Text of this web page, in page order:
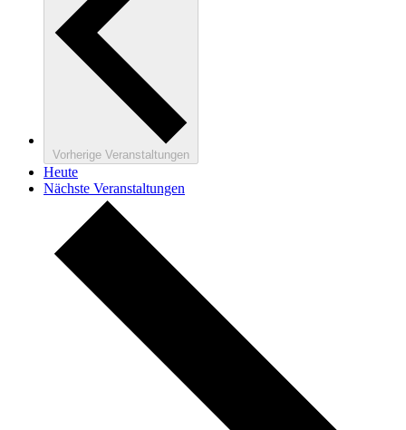
Vorherige Veranstaltungen
Heute
Nächste Veranstaltungen